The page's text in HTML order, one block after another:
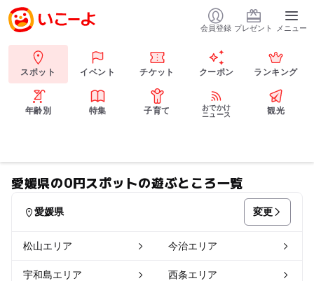
会員登録 プレゼント メニュー
スポット イベント チケット クーポン ランキング
年齢別 特集 子育て
おでかけ
ニュース
観光
愛媛県の0円スポットの遊ぶところ一覧
愛媛県 変更
松山エリア 今治エリア
宇和島エリア 西条エリア